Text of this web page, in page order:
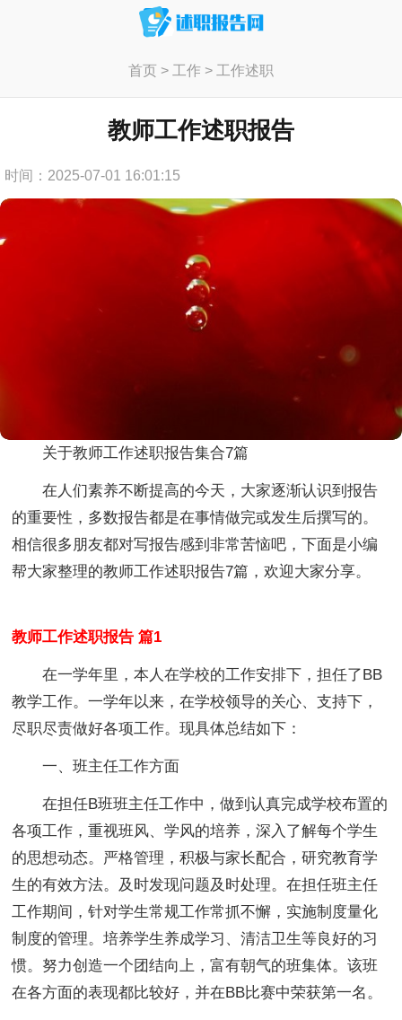
首页> 工作> 工作述职
教师工作述职报告
时间：2025-07-01 16:01:15
关于教师工作述职报告集合7篇
在人们素养不断提高的今天，大家逐渐认识到报告
的重要性，多数报告都是在事情做完或发生后撰写的。
相信很多朋友都对写报告感到非常苦恼吧，下面是小编
帮大家整理的教师工作述职报告7篇，欢迎大家分享。
教师工作述职报告 篇1
在一学年里，本人在学校的工作安排下，担任了BB
教学工作。一学年以来，在学校领导的关心、支持下，
尽职尽责做好各项工作。现具体总结如下：
一、班主任工作方面
在担任B班班主任工作中，做到认真完成学校布置的
各项工作，重视班风、学风的培养，深入了解每个学生
的思想动态。严格管理，积极与家长配合，研究教育学
生的有效方法。及时发现问题及时处理。在担任班主任
工作期间，针对学生常规工作常抓不懈，实施制度量化
制度的管理。培养学生养成学习、清洁卫生等良好的习
惯。努力创造一个团结向上，富有朝气的班集体。该班
在各方面的表现都比较好，并在BB比赛中荣获第一名。